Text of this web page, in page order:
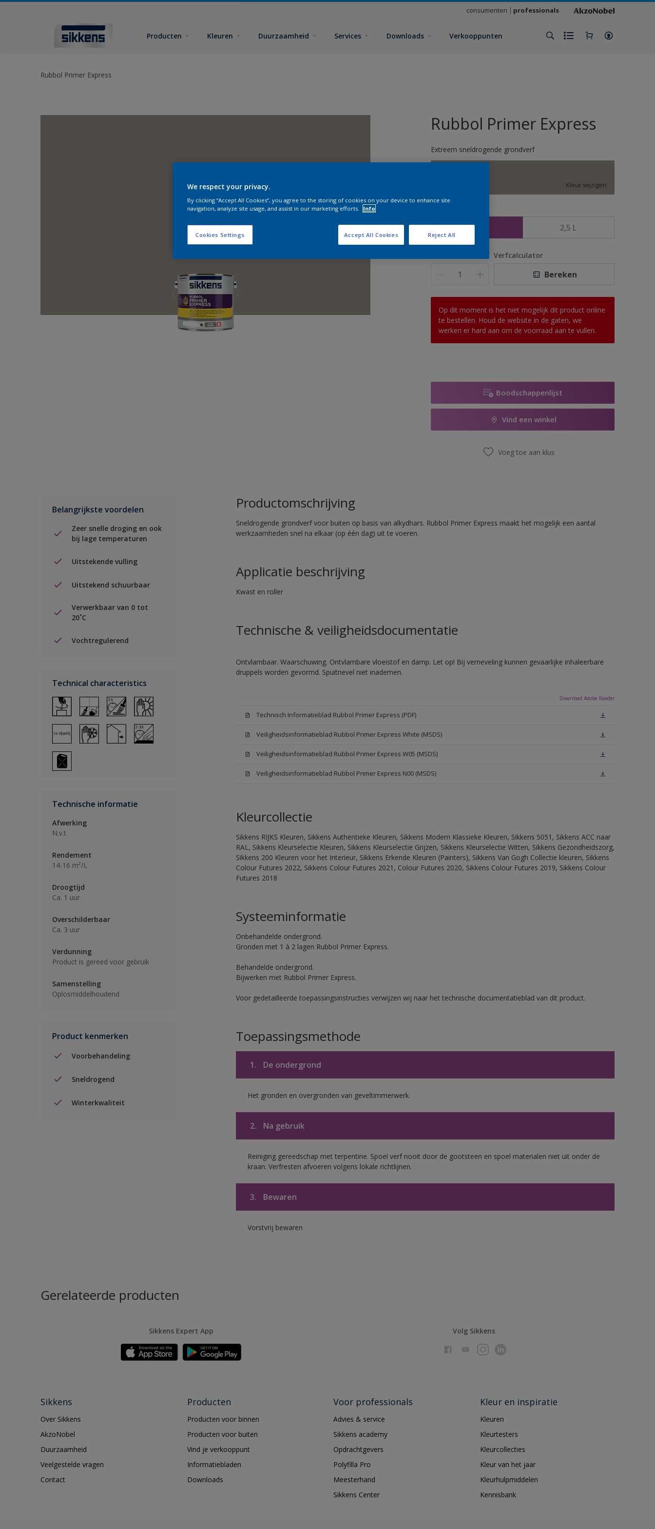
consumenten professionals
Producten Kleuren Duurzaamheid Services Downloads Verkooppunten
Rubbol Primer Express
Rubbol Primer Express
Extreem sneldrogende grondverf
Kleur wijzigen
1 L 2,5 L
Verfcalculator
Bereken
Op dit moment is het niet mogelijk dit product online
te bestellen. Houd de website in de gaten, we
werken er hard aan om de voorraad aan te vullen.
Boodschappenlijst
Vind een winkel
Voeg toe aan klus
Belangrijkste voordelen
Zeer snelle droging en ook
bij lage temperaturen
Uitstekende vulling
Uitstekend schuurbaar
Verwerkbaar van 0 tot
20˚C
Vochtregulerend
Technical characteristics
Technische informatie
Afwerking
N.v.t
Rendement
14-16 m²/L
Droogtijd
Ca. 1 uur
Overschilderbaar
Ca. 3 uur
Verdunning
Product is gereed voor gebruik
Samenstelling
Oplosmiddelhoudend
Product kenmerken
Voorbehandeling
Sneldrogend
Winterkwaliteit
Productomschrijving
Sneldrogende grondverf voor buiten op basis van alkydhars. Rubbol Primer Express maakt het mogelijk een aantal
werkzaamheden snel na elkaar (op één dag) uit te voeren.
Applicatie beschrijving
Kwast en roller
Technische & veiligheidsdocumentatie
Ontvlambaar. Waarschuwing. Ontvlambare vloeistof en damp. Let op! Bij verneveling kunnen gevaarlijke inhaleerbare
druppels worden gevormd. Spuitnevel niet inademen.
Download Adobe Reader
Technisch Informatieblad Rubbol Primer Express (PDF)
Veiligheidsinformatieblad Rubbol Primer Express White (MSDS)
Veiligheidsinformatieblad Rubbol Primer Express W05 (MSDS)
Veiligheidsinformatieblad Rubbol Primer Express N00 (MSDS)
Kleurcollectie
Sikkens RIJKS Kleuren, Sikkens Authentieke Kleuren, Sikkens Modern Klassieke Kleuren, Sikkens 5051, Sikkens ACC naar
RAL, Sikkens Kleurselectie Kleuren, Sikkens Kleurselectie Grijzen, Sikkens Kleurselectie Witten, Sikkens Gezondheidszorg,
Sikkens 200 Kleuren voor het Interieur, Sikkens Erkende Kleuren (Painters), Sikkens Van Gogh Collectie kleuren, Sikkens
Colour Futures 2022, Sikkens Colour Futures 2021, Colour Futures 2020, Sikkens Colour Futures 2019, Sikkens Colour
Futures 2018
Systeeminformatie
Onbehandelde ondergrond.
Gronden met 1 à 2 lagen Rubbol Primer Express.
Behandelde ondergrond.
Bijwerken met Rubbol Primer Express.
Voor gedetailleerde toepassingsinstructies verwijzen wij naar het technische documentatieblad van dit product.
Toepassingsmethode
1. De ondergrond
Het gronden en overgronden van geveltimmerwerk.
2. Na gebruik
Reiniging gereedschap met terpentine. Spoel verf nooit door de gootsteen en spoel materialen niet uit onder de
kraan. Verfresten afvoeren volgens lokale richtlijnen.
3. Bewaren
Vorstvrij bewaren
Gerelateerde producten
Sikkens Expert App Volg Sikkens
Sikkens
Over Sikkens
AkzoNobel
Duurzaamheid
Veelgestelde vragen
Contact
Producten
Producten voor binnen
Producten voor buiten
Vind je verkooppunt
Informatiebladen
Downloads
Voor professionals
Advies & service
Sikkens academy
Opdrachtgevers
Polyfilla Pro
Meesterhand
Sikkens Center
Kleur en inspiratie
Kleuren
Kleurtesters
Kleurcollecties
Kleur van het jaar
Kleurhulpmiddelen
Kennisbank
We respect your privacy.
By clicking “Accept All Cookies”, you agree to the storing of cookies on your device to enhance site
navigation, analyze site usage, and assist in our marketing efforts.
Info
Cookies Settings Reject All
Accept All Cookies